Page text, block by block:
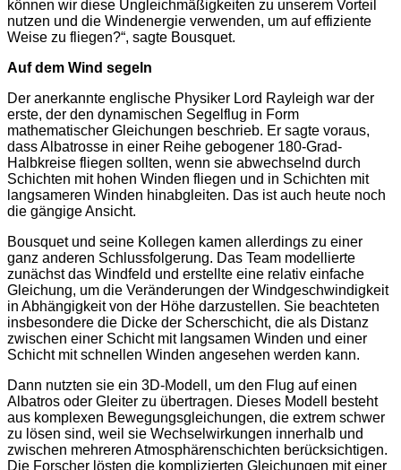
können wir diese Ungleichmäßigkeiten zu unserem Vorteil
nutzen und die Windenergie verwenden, um auf effiziente
Weise zu fliegen?“, sagte Bousquet.
Auf dem Wind segeln
Der anerkannte englische Physiker Lord Rayleigh war der
erste, der den dynamischen Segelflug in Form
mathematischer Gleichungen beschrieb. Er sagte voraus,
dass Albatrosse in einer Reihe gebogener 180-Grad-
Halbkreise fliegen sollten, wenn sie abwechselnd durch
Schichten mit hohen Winden fliegen und in Schichten mit
langsameren Winden hinabgleiten. Das ist auch heute noch
die gängige Ansicht.
Bousquet und seine Kollegen kamen allerdings zu einer
ganz anderen Schlussfolgerung. Das Team modellierte
zunächst das Windfeld und erstellte eine relativ einfache
Gleichung, um die Veränderungen der Windgeschwindigkeit
in Abhängigkeit von der Höhe darzustellen. Sie beachteten
insbesondere die Dicke der Scherschicht, die als Distanz
zwischen einer Schicht mit langsamen Winden und einer
Schicht mit schnellen Winden angesehen werden kann.
Dann nutzten sie ein 3D-Modell, um den Flug auf einen
Albatros oder Gleiter zu übertragen. Dieses Modell besteht
aus komplexen Bewegungsgleichungen, die extrem schwer
zu lösen sind, weil sie Wechselwirkungen innerhalb und
zwischen mehreren Atmosphärenschichten berücksichtigen.
Die Forscher lösten die komplizierten Gleichungen mit einer